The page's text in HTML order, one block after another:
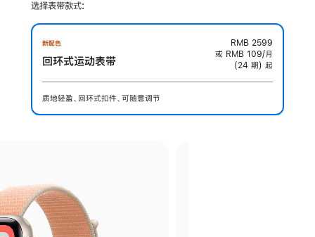
选择表带款式:
新配色
回环式运动表带
RMB 2599
或 RMB 109/月
(24 期) 起
质地轻盈、回环式扣件、可随意调节